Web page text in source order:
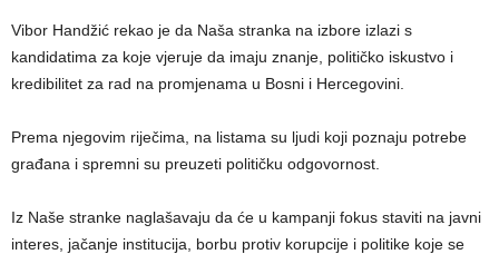
Vibor Handžić rekao je da Naša stranka na izbore izlazi s
kandidatima za koje vjeruje da imaju znanje, političko iskustvo i
kredibilitet za rad na promjenama u Bosni i Hercegovini.
Prema njegovim riječima, na listama su ljudi koji poznaju potrebe
građana i spremni su preuzeti političku odgovornost.
Iz Naše stranke naglašavaju da će u kampanji fokus staviti na javni
interes, jačanje institucija, borbu protiv korupcije i politike koje se